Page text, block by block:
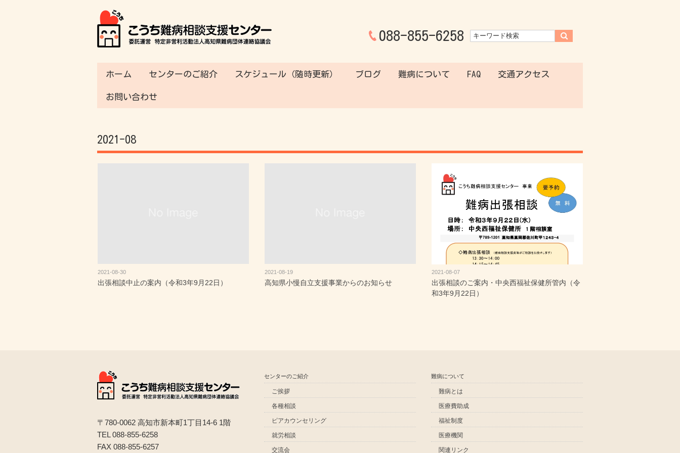
088-855-6258
ホーム センターのご紹介 スケジュール（随時更新） ブログ 難病について FAQ 交通アクセス
お問い合わせ
2021-08
2021-08-30
出張相談中止の案内（令和3年9月22日）
2021-08-19
高知県小慢自立支援事業からのお知らせ
2021-08-07
出張相談のご案内・中央西福祉保健所管内（令
和3年9月22日）
〒780-0062 高知市新本町1丁目14-6 1階
TEL 088-855-6258
FAX 088-855-6257
センターのご紹介
ご挨拶
各種相談
ピアカウンセリング
就労相談
交流会
難病について
難病とは
医療費助成
福祉制度
医療機関
関連リンク